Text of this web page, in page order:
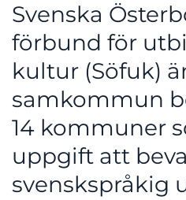
Svenska
förbund för
kultur (Söfuk)
samkommun
14 kommuner
uppgift att
svenskspråkig